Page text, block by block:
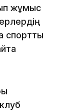
жұмыс
спорттық